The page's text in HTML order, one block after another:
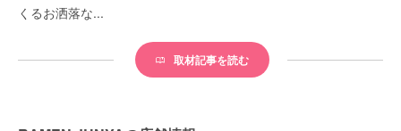
くるお洒落な...
取材記事を読む